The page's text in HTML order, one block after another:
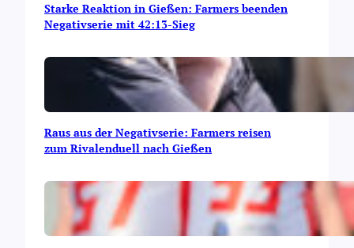
Starke Reaktion in Gießen: Farmers beenden
Negativserie mit 42:13-Sieg
Raus aus der Negativserie: Farmers reisen
zum Rivalenduell nach Gießen